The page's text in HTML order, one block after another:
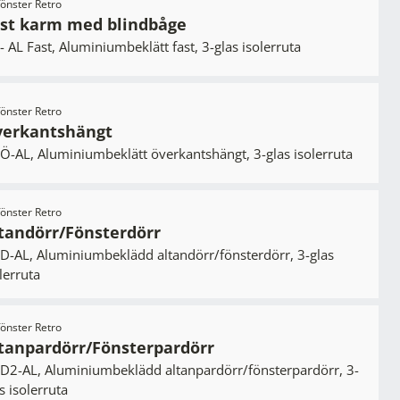
katalog
är en stor investering så hur i
ska du välja rätt leverantör? I
Du hittar vår katalog hos
men du kan även bläddra i
Retro
karm med blindbåge
AL Fast, Aluminiumbeklätt fast, 3-glas isolerruta
Retro
AL, Aluminiumbeklätt överkantshängt, 3-glas isolerruta
Retro
Fönsterdörr
AL, Aluminiumbeklädd altandörr/fönsterdörr, 3-glas
Retro
Fönsterpardörr
AL, Aluminiumbeklädd altanpardörr/fönsterpardörr, 3-
isolerruta